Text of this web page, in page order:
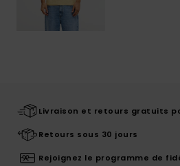
Livraison et retours gratuits
Retours sous 30 jours
Rejoignez le programme de